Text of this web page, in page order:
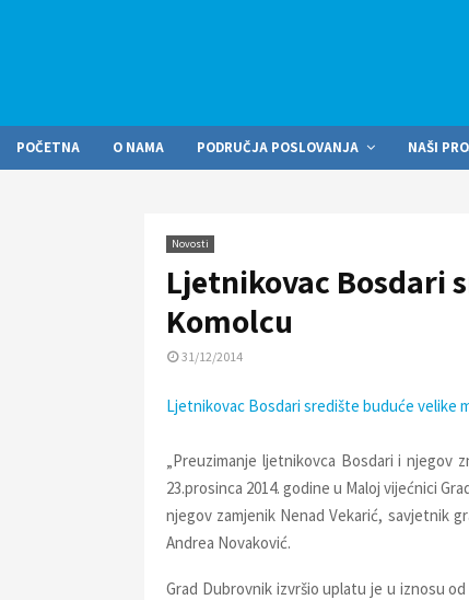
POČETNA O NAMA PODRUČJA POSLOVANJA NAŠI
Novosti
Ljetnikovac Bosdari
Komolcu
31/12/2014
Ljetnikovac Bosdari središte buduće velike
„Preuzimanje ljetnikovca Bosdari i njegov
23.prosinca 2014. godine u Maloj vijećnici
njegov zamjenik Nenad Vekarić, savjetnik
Andrea Novaković.
Grad Dubrovnik izvršio uplatu je u iznosu